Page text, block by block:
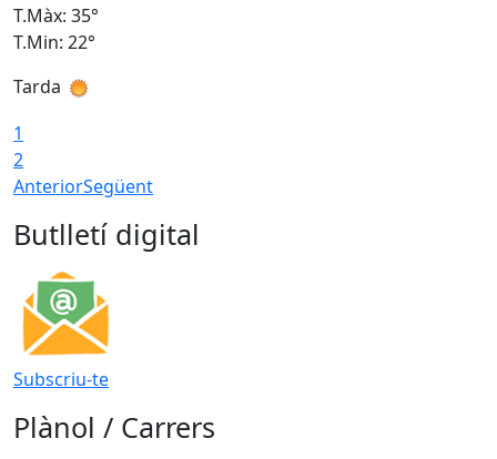
T.Màx: 35°
T.Min: 22°
Tarda
1
2
AnteriorSegüent
Butlletí digital
Subscriu-te
Plànol / Carrers